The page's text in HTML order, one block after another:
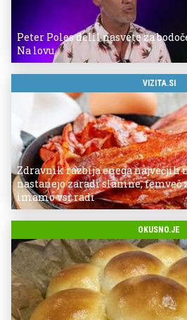
Peter Poles delil nasvete za
Na lovu
VIZITA.SI
Zdravnik razbija enega največjih
nastanejo zaradi slanine, temveč
imamo vsi radi
OKUSNO.JE